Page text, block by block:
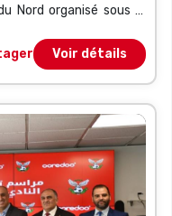
Nord organisé sous le
Zakaria.
Voir détails